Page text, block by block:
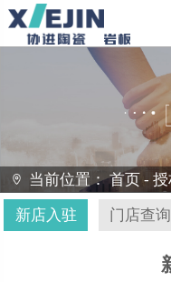
当前位置： 首页 -
新店入驻 门店查询